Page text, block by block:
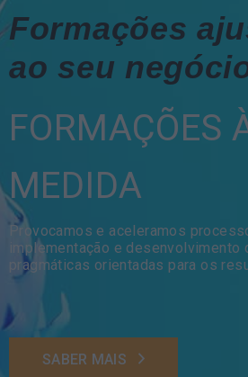
Formações
ao seu
FORMAÇÕES
MEDIDA
Provocamos e aceleramos
implementação e desenvolvimento
pragmáticas orientadas para os
SABER MAIS